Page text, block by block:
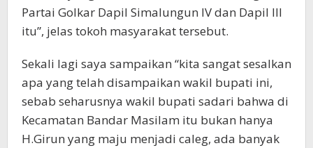
Partai Golkar Dapil Simalungun IV dan Dapil III
itu”, jelas tokoh masyarakat tersebut.
Sekali lagi saya sampaikan “kita sangat sesalkan
apa yang telah disampaikan wakil bupati ini,
sebab seharusnya wakil bupati sadari bahwa di
Kecamatan Bandar Masilam itu bukan hanya
H.Girun yang maju menjadi caleg, ada banyak